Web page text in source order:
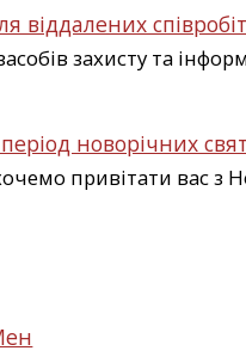
віддалених
захисту та
новорічних
привітати вас з